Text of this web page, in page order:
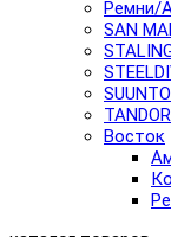
Pемни/
SAN
SUUNTO
Восток